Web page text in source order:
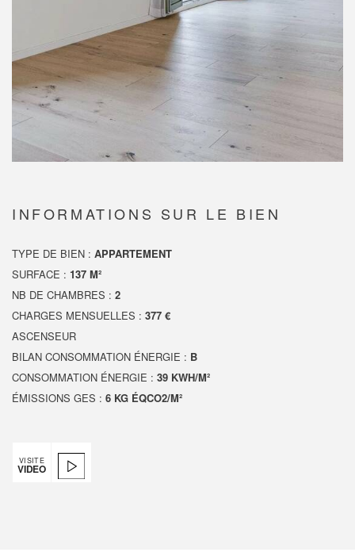
INFORMATIONS SUR LE BIEN
TYPE DE BIEN : APPARTEMENT
SURFACE : 137 M²
NB DE CHAMBRES : 2
CHARGES MENSUELLES : 377 €
ASCENSEUR
BILAN CONSOMMATION ÉNERGIE : B
CONSOMMATION ÉNERGIE : 39 KWH/M²
ÉMISSIONS GES : 6 KG ÉQCO2/M²
VISITE
VIDEO